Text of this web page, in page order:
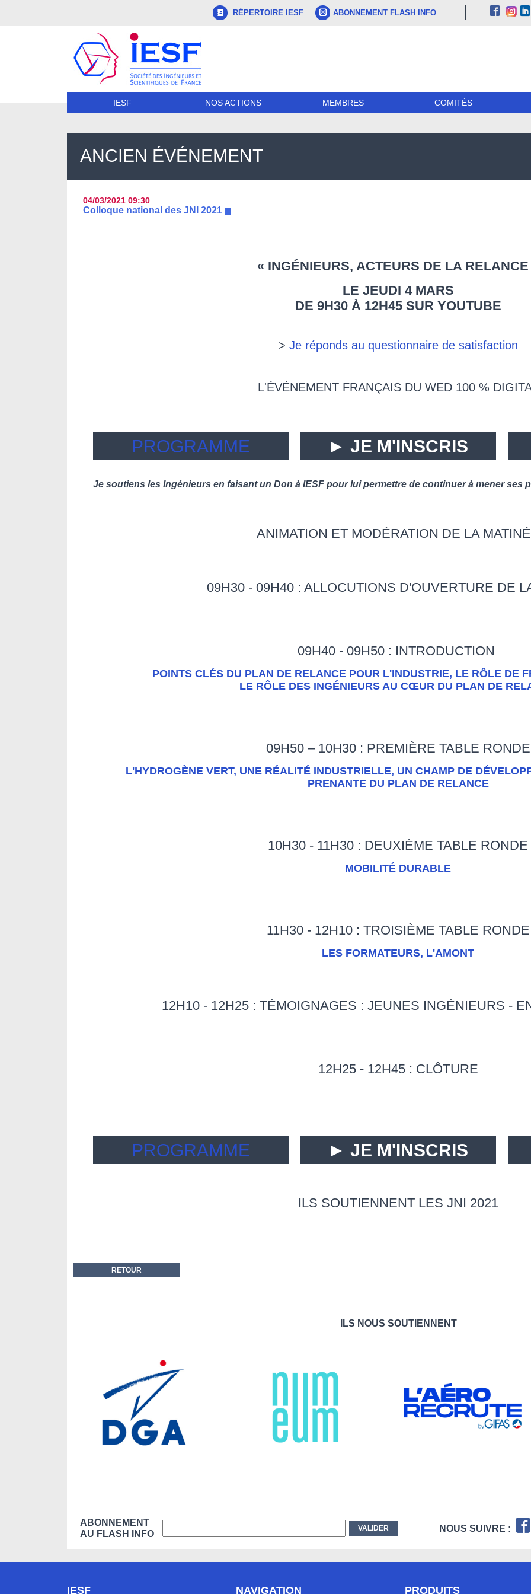
RÉPERTOIRE IESF ABONNEMENT FLASH INFO
IESF NOS ACTIONS MEMBRES COMITÉS
ANCIEN ÉVÉNEMENT
04/03/202109:30
Colloque national des JNI 2021
« INGÉNIEURS, ACTEURS DE LA RELANCE
LE JEUDI 4 MARS
DE 9H30 À 12H45 SUR YOUTUBE
> Je réponds au questionnaire de satisfaction
L'ÉVÉNEMENT FRANÇAIS DU WED 100 %
PROGRAMME ►JE M'INSCRIS
Je soutiens les Ingénieurs en faisant un Don à IESF pour lui permettre de continuer à mener ses
ANIMATION ET MODÉRATION DE LA
09H30 - 09H40 : ALLOCUTIONS D'OUVERTURE DE
09H40 - 09H50 : INTRODUCTION
POINTS CLÉS DU PLAN DE RELANCE POUR L'INDUSTRIE, LE RÔLE DE
LE RÔLE DES INGÉNIEURS AU CŒUR DU PLAN DE
09H50 – 10H30 : PREMIÈRE TABLE RONDE
L'HYDROGÈNE VERT, UNE RÉALITÉ INDUSTRIELLE, UN CHAMP DE
PRENANTE DU PLAN DE RELANCE
10H30 - 11H30 : DEUXIÈME TABLE RONDE
MOBILITÉ DURABLE
11H30 - 12H10 : TROISIÈME TABLE RONDE
LES FORMATEURS, L'AMONT
12H10 - 12H25 : TÉMOIGNAGES : JEUNES INGÉNIEURS -
12H25 - 12H45 : CLÔTURE
PROGRAMME ►JE M'INSCRIS
ILS SOUTIENNENT LES JNI 2021
RETOUR
ILS NOUS SOUTIENNENT
ABONNEMENT
AU FLASH INFO
NOUS SUIVRE :
IESF NAVIGATION PRODUITS